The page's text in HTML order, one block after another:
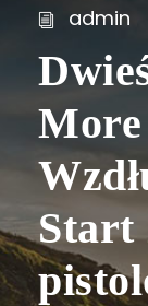
admin
Start